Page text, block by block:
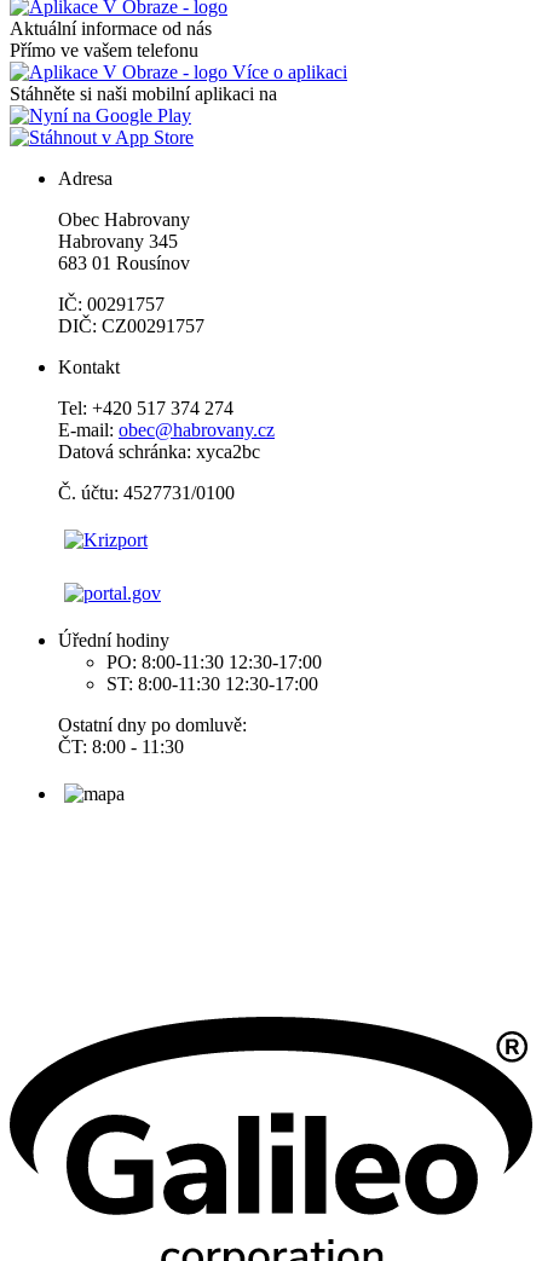
Aktuální informace od nás
Přímo ve vašem telefonu
Více o aplikaci
Stáhněte si naši mobilní aplikaci na
Adresa
Obec Habrovany
Habrovany 345
683 01 Rousínov
IČ: 00291757
DIČ: CZ00291757
Kontakt
Tel: +420 517 374 274
E-mail: obec@habrovany.cz
Datová schránka: xyca2bc
Č. účtu: 4527731/0100
Úřední hodiny
PO: 8:00-11:30 12:30-17:00
ST: 8:00-11:30 12:30-17:00
Ostatní dny po domluvě:
ČT: 8:00 - 11:30